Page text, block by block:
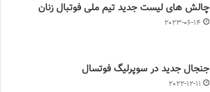
چالش هاى ليست جدید تيم ملى فوتبال زنان
2023-06-14
جنجال جدید در سوپرلیگ فوتسال
2022-12-11